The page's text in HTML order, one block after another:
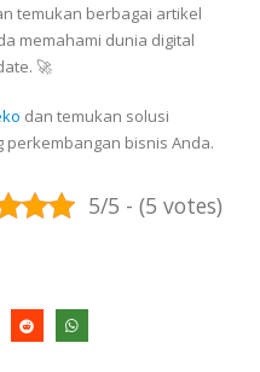
temukan berbagai artikel
memahami dunia digital
🚀
dan temukan solusi
bisnis Anda.
5/5 - (5 votes)